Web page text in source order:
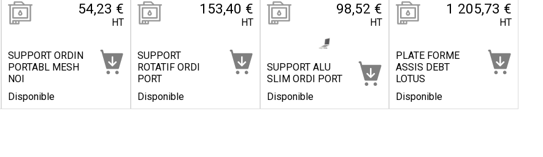
54,23 €
HT
SUPPORT ORDIN
PORTABL MESH
NOI
Disponible
153,40 €
HT
SUPPORT
ROTATIF ORDI
PORT
Disponible
98,52 €
HT
SUPPORT ALU
SLIM ORDI PORT
Disponible
1 205,73 €
HT
PLATE FORME
ASSIS DEBT
LOTUS
Disponible